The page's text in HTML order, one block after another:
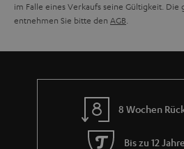
im Falle eines Verkaufs seine Gültigkeit. Die
entnehmen Sie bitte den AGB
8 Wochen
Bis zu 12